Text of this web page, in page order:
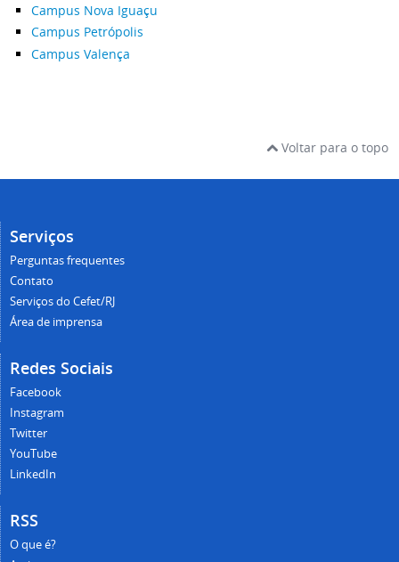
Campus Nova Iguaçu
Campus Petrópolis
Campus Valença
Voltar para o topo
Serviços
Perguntas frequentes
Contato
Serviços do Cefet/RJ
Área de imprensa
Redes Sociais
Facebook
Instagram
Twitter
YouTube
LinkedIn
RSS
O que é?